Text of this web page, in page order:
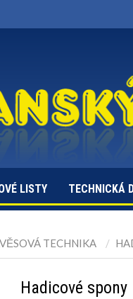
LISTY TECHNICKÁ
TECHNIKA
Hadicové spony